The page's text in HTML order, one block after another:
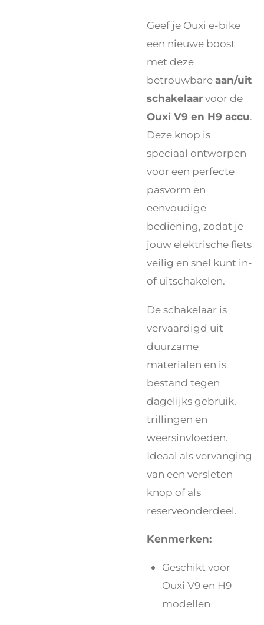
Geef je Ouxi e-bike
een nieuwe boost
met deze
betrouwbareaan/uit
schakelaarvoor de
Ouxi V9 en H9 accu.
Deze knop is
speciaal ontworpen
voor een perfecte
pasvorm en
eenvoudige
bediening, zodat je
jouw elektrische fiets
veilig en snel kunt in-
of uitschakelen.
De schakelaar is
vervaardigd uit
duurzame
materialen en is
bestand tegen
dagelijks gebruik,
trillingen en
weersinvloeden.
Ideaal als vervanging
van een versleten
knop of als
reserveonderdeel.
Kenmerken:
Geschikt voor
Ouxi V9 en H9
modellen